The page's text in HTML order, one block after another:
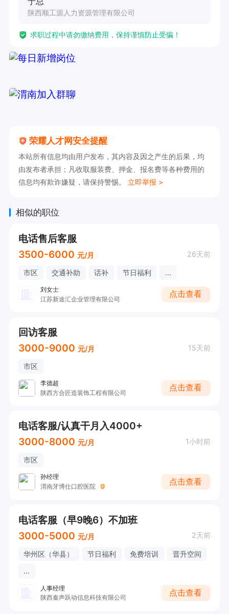
陕西顺工源人力资源管理有限公司
求职过程中请勿缴纳费用，保持谨慎防止受骗！
荣耀人才网安全提醒
本站所有信息均由用户发布，其内容及因之产生的后果，均
由发布者承担；凡收取服装费、押金、报名费等各种费用的
信息均有欺诈嫌疑，请保持警惕。 立即举报 >
相似的职位
电话售后客服
3500-6000 元/月 26天前
市区 交通补助 话补 节日福利 ...
刘女士
江苏新途汇企业管理有限公司
点击查看
回访客服
3000-9000 元/月 15天前
市区
李德超
陕西方合匠造装饰工程有限公司
点击查看
电话客服/认真干月入4000+
3000-8000 元/月 1小时前
市区
孙经理
渭南牙博仕口腔医院
点击查看
电话客服（早9晚6）不加班
3000-5000 元/月 2天前
华州区（华县） 节日福利 免费培训
晋升空间
...
人事经理
陕西秦声跃动信息科技有限公司
点击查看